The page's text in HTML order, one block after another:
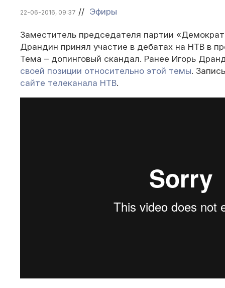
22-06-2016, 09:37 // Эфиры
Заместитель председателя партии
Драндин принял участие в дебатах на НТВ в
Тема – допинговый скандал. Ранее Игорь
своей позиции относительно этой темы.
сайте телеканала НТВ.